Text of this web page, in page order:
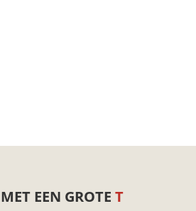
MET EEN GROTET